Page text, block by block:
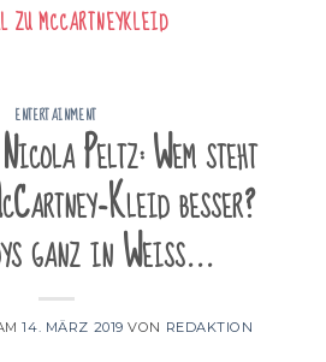
ZUMCCARTNEYKLEID
ENTERTAINMENT
Peltz: Wem steht
Kleid besser?
ganz in Weiß…
14. MÄRZ 2019 VON REDAKTION